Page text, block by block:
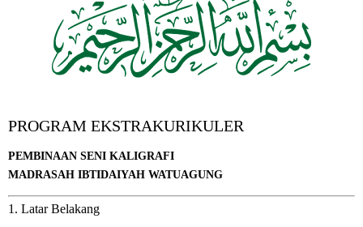
PROGRAM EKSTRAKURIKULER
PEMBINAAN SENI KALIGRAFI
MADRASAH IBTIDAIYAH WATUAGUNG
1. Latar Belakang